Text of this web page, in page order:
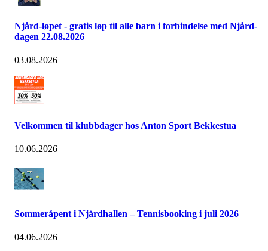
Njård-løpet - gratis løp til alle barn i forbindelse med Njård-
dagen 22.08.2026
03.08.2026
Velkommen til klubbdager hos Anton Sport Bekkestua
10.06.2026
Sommeråpent i Njårdhallen – Tennisbooking i juli 2026
04.06.2026